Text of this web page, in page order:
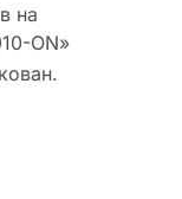
на
ON»